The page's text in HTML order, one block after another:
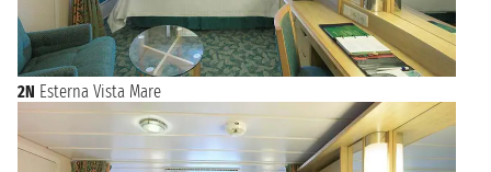
2N Esterna Vista Mare